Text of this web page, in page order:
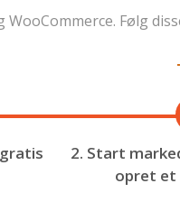
WooCommerce. Følg
2. Start
opret et